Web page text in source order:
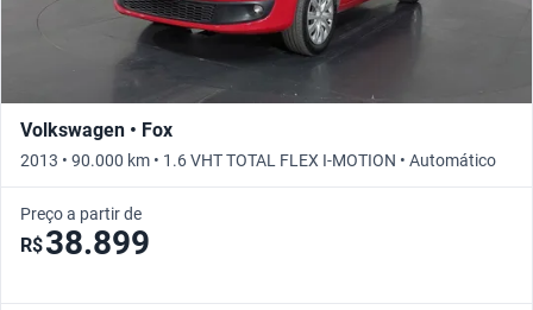
Volkswagen • Fox
2013 • 90.000 km • 1.6 VHT TOTAL FLEX I-MOTION • Automático
Preço a partir de
R$38.899